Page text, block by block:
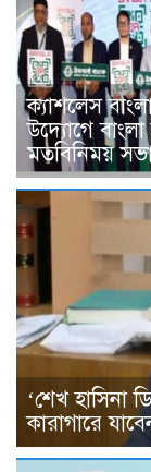
ক্যাশলেস
উদ্যোগে
মতবিনিময়
‘শেখ হাসিনা
কারাগারে